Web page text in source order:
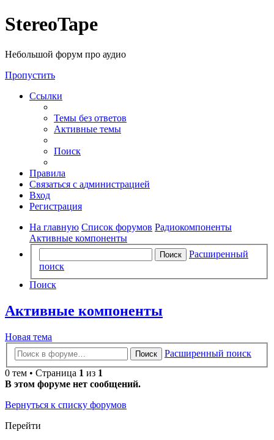
Регистрация
StereoTape
Небольшой форум про аудио
Пропустить
Ссылки
Темы без ответов
Активные темы
Поиск
Правила
Связаться с администрацией
Вход
Регистрация
На главную Список форумов Радиокомпоненты
Активные компоненты
Поиск
Расширенный
поиск
Поиск
Активные компоненты
Новая
тема
Новая тема
Поиск
Расширенный поиск
0 тем • Страница 1 из 1
В этом форуме нет сообщений.
Вернуться к списку форумов
Перейти